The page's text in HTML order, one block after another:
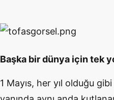
Başka bir dünya için tek
1 Mayıs, her yıl olduğu